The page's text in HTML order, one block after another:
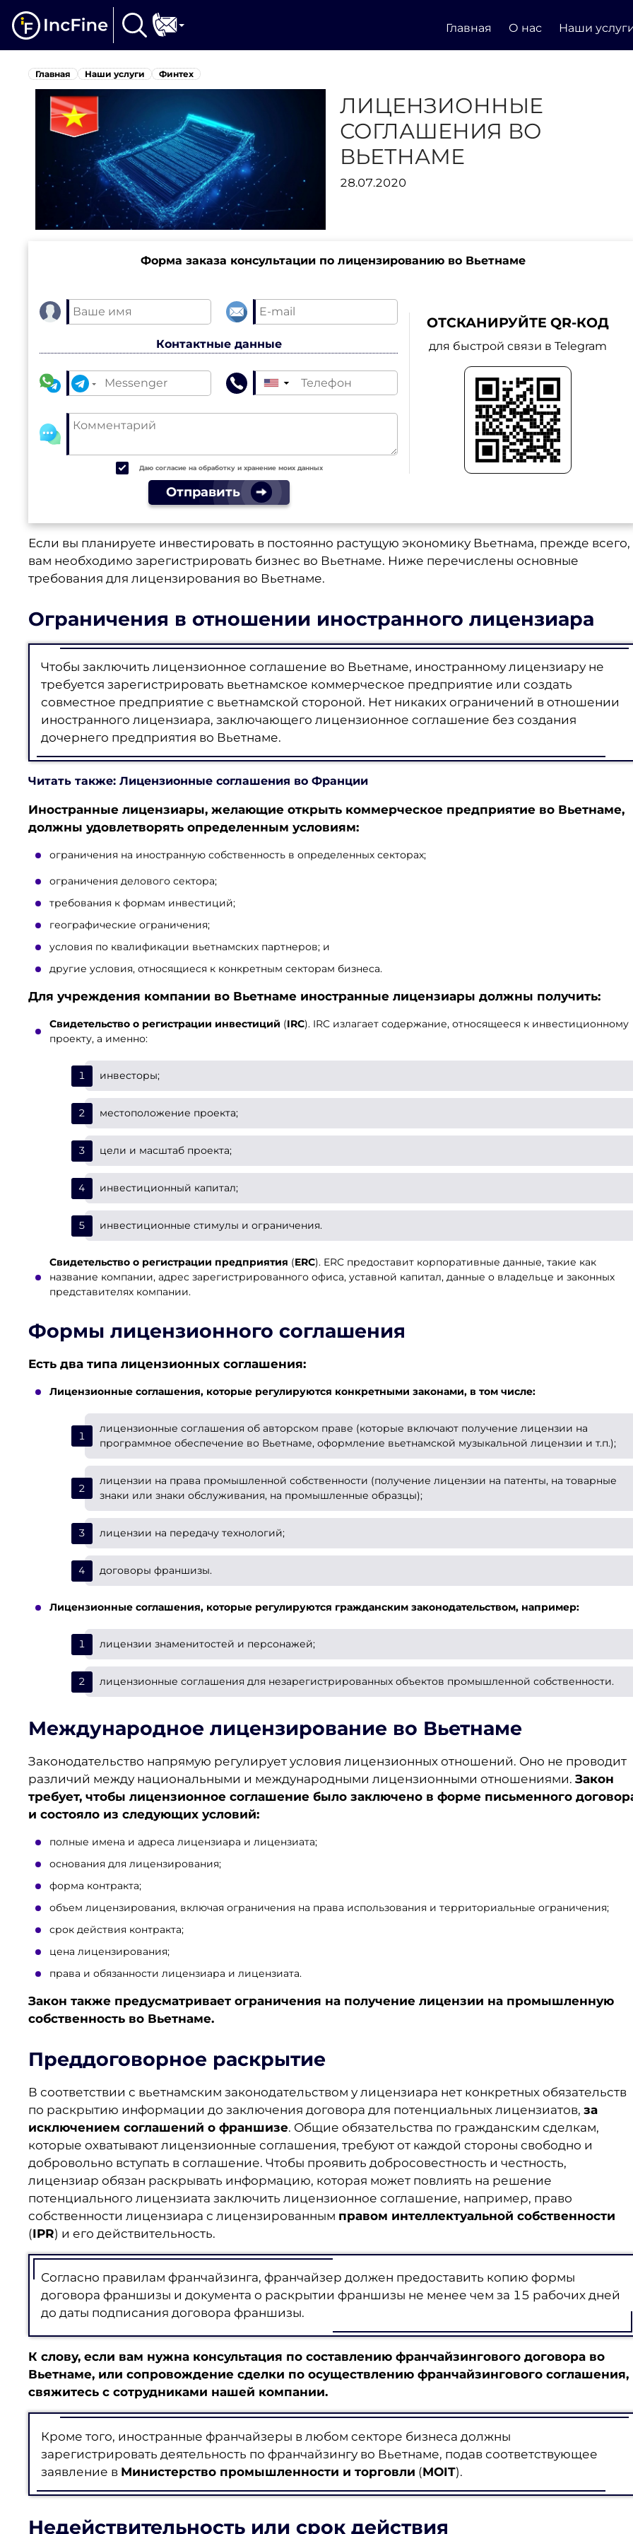
Главная О нас Наши
Главная Наши услуги Финтех
ЛИЦЕНЗИОННЫЕ
СОГЛАШЕНИЯ ВО
ВЬЕТНАМЕ
28.07.2020
Форма заказа консультации по лицензированию во Вьетнаме
Контактные данные
▼
Даю согласие на обработку и хранение моих данных
Отправить
ОТСКАНИРУЙТЕ QR-КОД
для быстрой связи в Telegram
Если вы планируете инвестировать в постоянно растущую экономику Вьетнама, прежде всего,
вам необходимо зарегистрировать бизнес во Вьетнаме. Ниже перечислены основные
требования для лицензирования во Вьетнаме.
Ограничения в отношении иностранного лицензиара
Чтобы заключить лицензионное соглашение во Вьетнаме, иностранному лицензиару не
требуется зарегистрировать вьетнамское коммерческое предприятие или создать
совместное предприятие с вьетнамской стороной. Нет никаких ограничений в отношении
иностранного лицензиара, заключающего лицензионное соглашение без создания
дочернего предприятия во Вьетнаме.
Читать также: Лицензионные соглашения во Франции
Иностранные лицензиары, желающие открыть коммерческое предприятие во Вьетнаме,
должны удовлетворять определенным условиям:
ограничения на иностранную собственность в определенных секторах;
ограничения делового сектора;
требования к формам инвестиций;
географические ограничения;
условия по квалификации вьетнамских партнеров; и
другие условия, относящиеся к конкретным секторам бизнеса.
Для учреждения компании во Вьетнаме иностранные лицензиары должны получить:
Свидетельство о регистрации инвестиций (IRC). IRC излагает содержание, относящееся к инвестиционному
проекту, а именно:
инвесторы;
местоположение проекта;
цели и масштаб проекта;
инвестиционный капитал;
инвестиционные стимулы и ограничения.
Свидетельство о регистрации предприятия (ERC). ERC предоставит корпоративные данные, такие как
название компании, адрес зарегистрированного офиса, уставной капитал, данные о владельце и законных
представителях компании.
Формы лицензионного соглашения
Есть два типа лицензионных соглашения:
Лицензионные соглашения, которые регулируются конкретными законами, в том числе:
лицензионные соглашения об авторском праве (которые включают получение лицензии на
программное обеспечение во Вьетнаме, оформление вьетнамской музыкальной лицензии и т.п.);
лицензии на права промышленной собственности (получение лицензии на патенты, на товарные
знаки или знаки обслуживания, на промышленные образцы);
лицензии на передачу технологий;
договоры франшизы.
Лицензионные соглашения, которые регулируются гражданским законодательством, например:
лицензии знаменитостей и персонажей;
лицензионные соглашения для незарегистрированных объектов промышленной собственности.
Международное лицензирование во Вьетнаме
Законодательство напрямую регулирует условия лицензионных отношений. Оно не проводит
различий между национальными и международными лицензионными отношениями. Закон
требует, чтобы лицензионное соглашение было заключено в форме письменного
и состояло из следующих условий:
полные имена и адреса лицензиара и лицензиата;
основания для лицензирования;
форма контракта;
объем лицензирования, включая ограничения на права использования и территориальные ограничения;
срок действия контракта;
цена лицензирования;
права и обязанности лицензиара и лицензиата.
Закон также предусматривает ограничения на получение лицензии на промышленную
собственность во Вьетнаме.
Преддоговорное раскрытие
В соответствии с вьетнамским законодательством у лицензиара нет конкретных обязательств
по раскрытию информации до заключения договора для потенциальных лицензиатов, за
исключением соглашений о франшизе. Общие обязательства по гражданским сделкам,
которые охватывают лицензионные соглашения, требуют от каждой стороны свободно и
добровольно вступать в соглашение. Чтобы проявить добросовестность и честность,
лицензиар обязан раскрывать информацию, которая может повлиять на решение
потенциального лицензиата заключить лицензионное соглашение, например, право
собственности лицензиара с лицензированным правом интеллектуальной собственности
(IPR) и его действительность.
Согласно правилам франчайзинга, франчайзер должен предоставить копию формы
договора франшизы и документа о раскрытии франшизы не менее чем за 15 рабочих дней
до даты подписания договора франшизы.
К слову, если вам нужна консультация по составлению франчайзингового договора во
Вьетнаме, или сопровождение сделки по осуществлению франчайзингового соглашения,
свяжитесь с сотрудниками нашей компании.
Кроме того, иностранные франчайзеры в любом секторе бизнеса должны
зарегистрировать деятельность по франчайзингу во Вьетнаме, подав соответствующее
заявление в Министерство промышленности и торговли (MOIT).
Недействительность или срок действия